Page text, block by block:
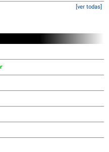
[ver todas]